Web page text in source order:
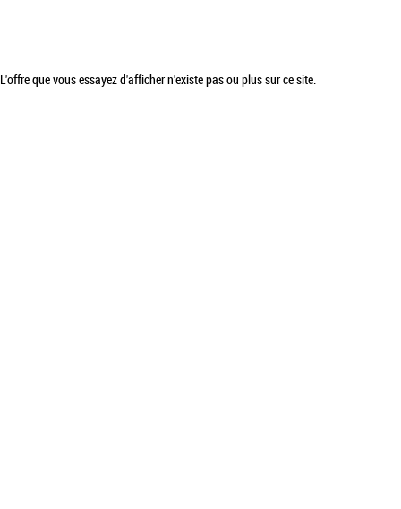
L'offre que vous essayez d'afficher n'existe pas ou plus sur ce site.